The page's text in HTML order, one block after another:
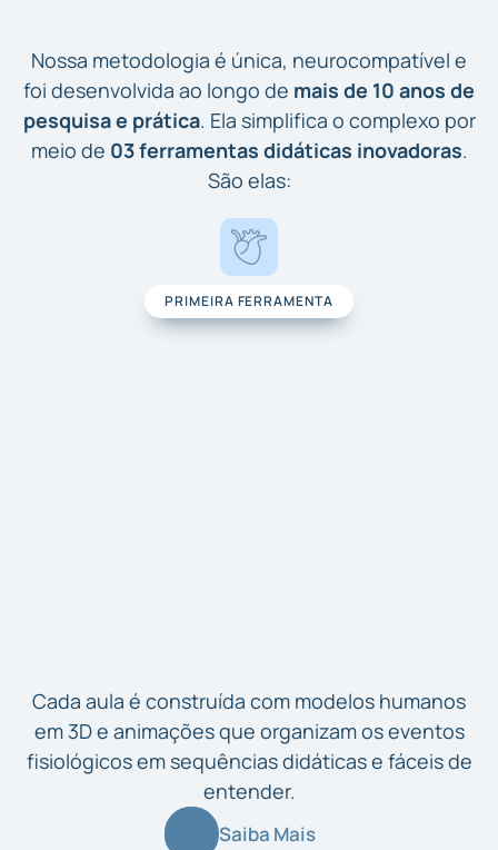
Nossa metodologia é única, neurocompatível e
foi desenvolvida ao longo de mais de 10 anos de
pesquisa e prática. Ela simplifica o complexo por
meio de 03 ferramentas didáticas inovadoras.
São elas:
Cada aula é construída com modelos humanos
em 3D e animações que organizam os eventos
fisiológicos em sequências didáticas e fáceis de
entender.
Saiba Mais
PRIMEIRA FERRAMENTA